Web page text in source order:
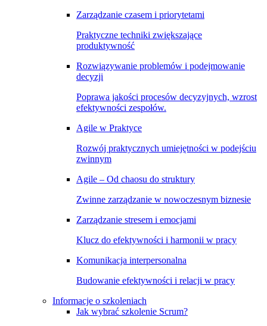
Zarządzanie czasem i priorytetami
Praktyczne techniki zwiększające
produktywność
Rozwiązywanie problemów i podejmowanie
decyzji
Poprawa jakości procesów decyzyjnych, wzrost
efektywności zespołów.
Agile w Praktyce
Rozwój praktycznych umiejętności w podejściu
zwinnym
Agile – Od chaosu do struktury
Zwinne zarządzanie w nowoczesnym biznesie
Zarządzanie stresem i emocjami
Klucz do efektywności i harmonii w pracy
Komunikacja interpersonalna
Budowanie efektywności i relacji w pracy
Informacje o szkoleniach
Jak wybrać szkolenie Scrum?